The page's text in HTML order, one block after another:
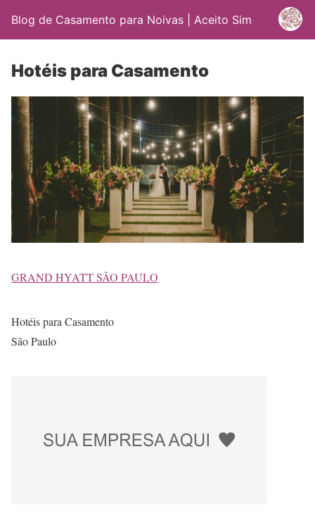
Blog de Casamento para Noivas | Aceito Sim
Hotéis para Casamento
GRAND HYATT SÃO PAULO
Hotéis para Casamento
São Paulo